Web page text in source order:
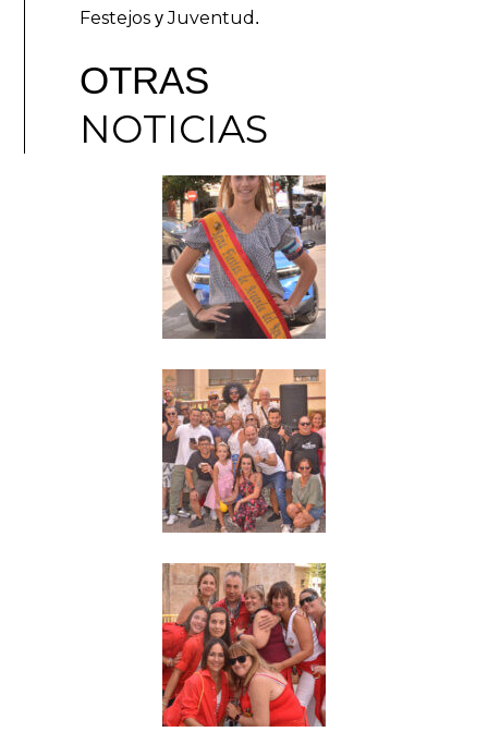
Festejos yJuventud .
OTRAS
NOTICIAS